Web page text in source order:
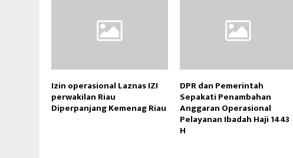
Izin operasional Laznas IZI
perwakilan Riau
Diperpanjang Kemenag Riau
DPR dan Pemerintah
Sepakati Penambahan
Anggaran Operasional
Pelayanan Ibadah Haji 1443
H